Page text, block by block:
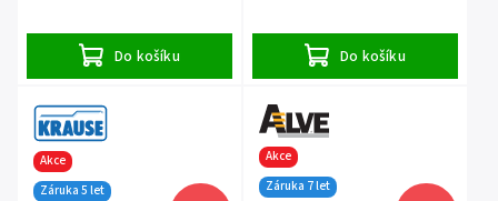
Do košíku Do košíku
Akce
Záruka 5 let
Akce
Záruka 7 let